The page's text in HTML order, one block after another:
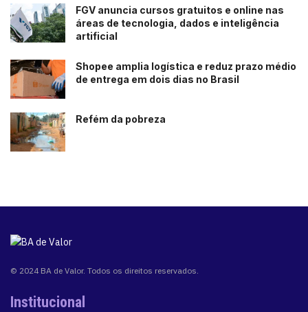
FGV anuncia cursos gratuitos e online nas
áreas de tecnologia, dados e inteligência
artificial
Shopee amplia logística e reduz prazo médio
de entrega em dois dias no Brasil
Refém da pobreza
© 2024 BA de Valor. Todos os direitos reservados.
Institucional